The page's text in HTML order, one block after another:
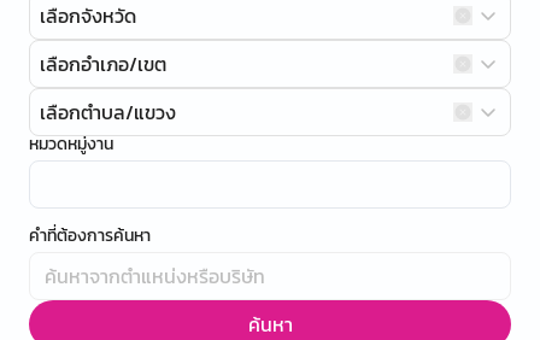
เลือกจังหวัด
เลือกอำเภอ/เขต
เลือกตำบล/แขวง
หมวดหมู่งาน
คำที่ต้องการค้นหา
ค้นหา